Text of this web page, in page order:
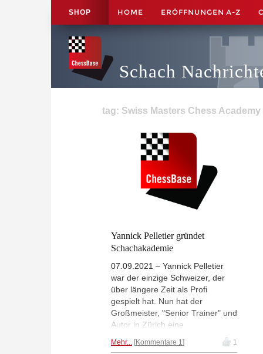
SHOP HOME ERÖFFNUNGEN A-Z
Schach
tag: Swiss Masters Chess Academy
Yannick Pelletier gründet
Schachakademie
07.09.2021 – Yannick Pelletier
war der einzige Schweizer, der
über längere Zeit als Profi
gespielt hat. Nun hat der
Großmeister, "Senior Trainer" und
Autor in Zürich eine
Schachakademie gegründet, die
"Swiss Masters Chess Academy",
Mehr... Kommentare 1 1